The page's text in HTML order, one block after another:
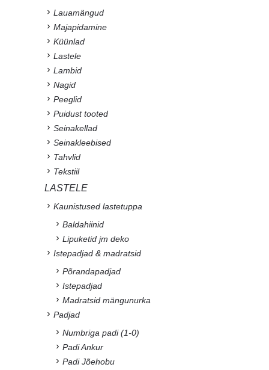
Lauamängud
Majapidamine
Küünlad
Lastele
Lambid
Nagid
Peeglid
Puidust tooted
Seinakellad
Seinakleebised
Tahvlid
Tekstiil
LASTELE
Kaunistused lastetuppa
Baldahiinid
Lipuketid jm deko
Istepadjad & madratsid
Põrandapadjad
Istepadjad
Madratsid mängunurka
Padjad
Numbriga padi (1-0)
Padi Ankur
Padi Jõehobu